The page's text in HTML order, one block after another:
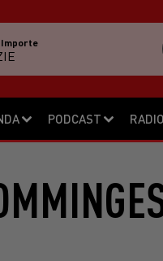
PODCAST RADIO
Importe